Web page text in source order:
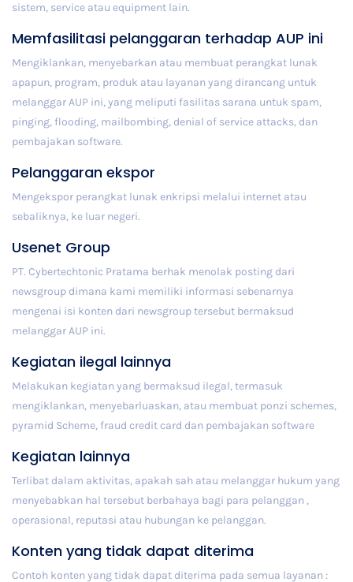
sistem, service atau equipment lain.
Memfasilitasi pelanggaran terhadap AUP ini
Mengiklankan, menyebarkan atau membuat perangkat lunak
apapun, program, produk atau layanan yang dirancang untuk
melanggar AUP ini, yang meliputi fasilitas sarana untuk spam,
pinging, flooding, mailbombing, denial of service attacks, dan
pembajakan software.
Pelanggaran ekspor
Mengekspor perangkat lunak enkripsi melalui internet atau
sebaliknya, ke luar negeri.
Usenet Group
PT. Cybertechtonic Pratama berhak menolak posting dari
newsgroup dimana kami memiliki informasi sebenarnya
mengenai isi konten dari newsgroup tersebut bermaksud
melanggar AUP ini.
Kegiatan ilegal lainnya
Melakukan kegiatan yang bermaksud ilegal, termasuk
mengiklankan, menyebarluaskan, atau membuat ponzi schemes,
pyramid Scheme, fraud credit card dan pembajakan software
Kegiatan lainnya
Terlibat dalam aktivitas, apakah sah atau melanggar hukum yang
menyebabkan hal tersebut berbahaya bagi para pelanggan ,
operasional, reputasi atau hubungan ke pelanggan.
Konten yang tidak dapat diterima
Contoh konten yang tidak dapat diterima pada semua layanan :